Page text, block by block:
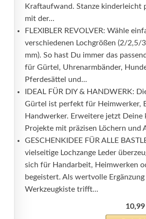
Kraftaufwand. Stanze kinderleicht
mit der...
FLEXIBLER REVOLVER: Wähle
verschiedenen Lochgrößen (2/
mm). So hast Du immer das
für Gürtel, Uhrenarmbänder,
Pferdesättel und...
IDEAL FÜR DIY & HANDWERK:
Gürtel ist perfekt für Heimwerker,
Handwerker. Erweitere jetzt Deine
Projekte mit präzisen Löchern und
GESCHENKIDEE FÜR ALLE
vielseitige Lochzange Leder
sich für Handarbeit, Heimwerken
begeistert. Als wertvolle
Werkzeugkiste trifft...
10,99